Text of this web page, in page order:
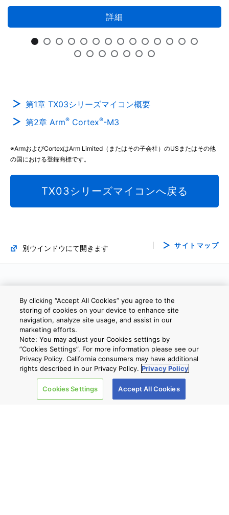
詳細
第1章 TX03シリーズマイコン概要
第2章 Arm® Cortex®-M3
※ArmおよびCortexはArm Limited（またはその子会社）のUSまたはその他
の国における登録商標です。
TX03シリーズマイコンへ戻る
別ウインドウにて開きます サイトマップ
ハードディスク CANVIO
企業情報
SNS
By clicking “Accept All Cookies” you agree to the
storing of cookies on your device to enhance site
navigation, analyze site usage, and assist in our
marketing efforts.
Note: You may adjust your Cookies settings by
”Cookies Settings”. For more information please see our
Privacy Policy. California consumers may have additional
rights described in our Privacy Policy. Privacy Policy
Cookies Settings Accept All Cookies